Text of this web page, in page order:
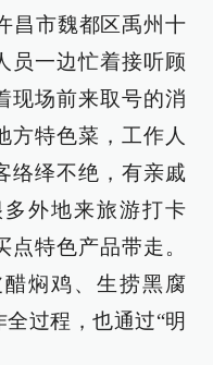
昌市魏都区禹州十
员一边忙着接听顾
现场前来取号的消
方特色菜，工作人
络绎不绝，有亲戚
外地来旅游打卡
特色产品带走。
焖鸡、生捞黑腐
过程，也通过“明